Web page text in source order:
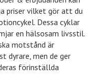
priser vilket gör att du
Dessa cyklar
en hälsosam livsstil.
motstånd är
dyrare, men de ger
förinställda